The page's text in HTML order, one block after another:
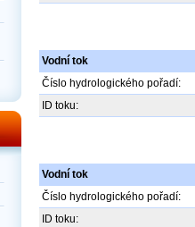
Vodní tok
Číslo hydrologického pořadí:
ID toku:
Vodní tok
Číslo hydrologického pořadí:
ID toku: